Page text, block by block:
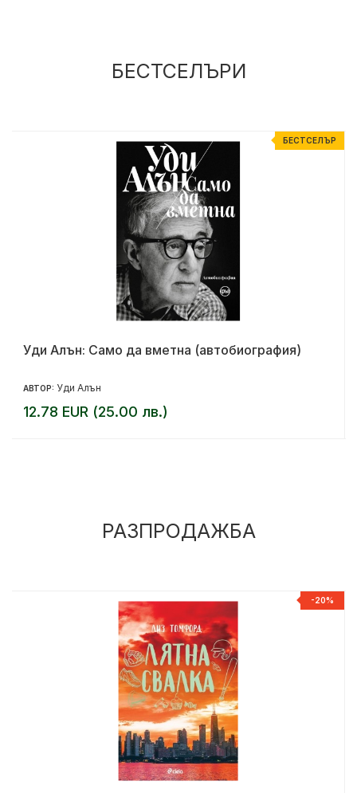
БЕСТСЕЛЪРИ
БЕСТСЕЛЪР
Уди Алън: Само да вметна (автобиография)
АВТОР: Уди Алън
12.78 EUR (25.00 лв.)
РАЗПРОДАЖБА
-20%